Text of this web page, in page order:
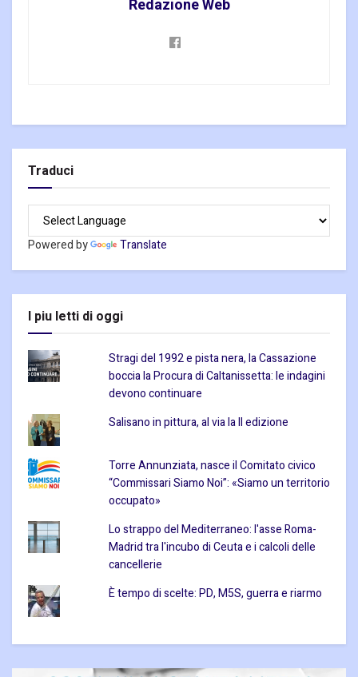
Redazione Web
Traduci
Powered by Translate
I piu letti di oggi
Stragi del 1992 e pista nera, la Cassazione
boccia la Procura di Caltanissetta: le indagini
devono continuare
Salisano in pittura, al via la II edizione
Torre Annunziata, nasce il Comitato civico
“Commissari Siamo Noi”: «Siamo un territorio
occupato»
Lo strappo del Mediterraneo: l'asse Roma-
Madrid tra l'incubo di Ceuta e i calcoli delle
cancellerie
È tempo di scelte: PD, M5S, guerra e riarmo